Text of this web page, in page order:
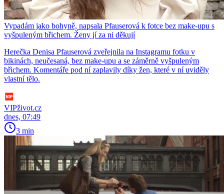
Vypadám jako bohyně, napsala Pfauserová k fotce bez make-upu s
vyšpuleným břichem. Ženy jí za ni děkují
Herečka Denisa Pfauserová zveřejnila na Instagramu fotku v
bikinách, neučesaná, bez make-upu a se záměrně vyšpuleným
břichem. Komentáře pod ní zaplavily díky žen, které v ní uviděly
vlastní tělo.
VIPživot.cz
dnes, 07:49
3 min